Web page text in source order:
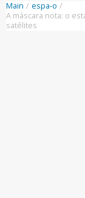
Main / espa-o /
A máscara nota: o
satélites